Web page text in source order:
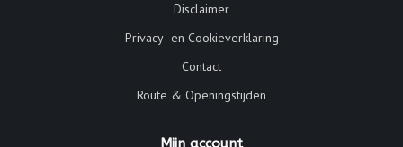
Disclaimer
Privacy- en Cookieverklaring
Contact
Route & Openingstijden
Mijn account